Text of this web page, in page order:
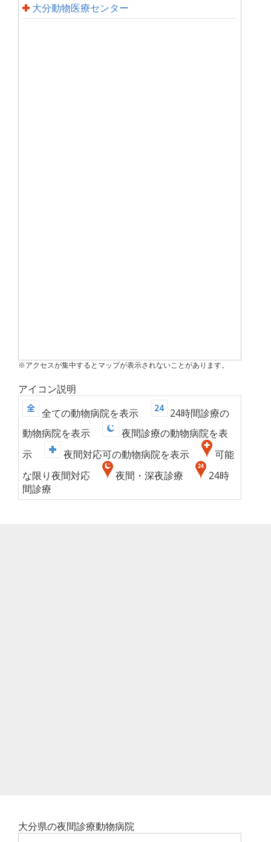
大分動物医療センター
※アクセスが集中するとマップが表示されないことがあります。
アイコン説明
全ての動物病院を表示
24時間診療の
動物病院を表示
夜間診療の動物病院を表
示
夜間対応可の動物病院を表示
可能
な限り夜間対応
夜間・深夜診療
24時
間診療
大分県の夜間診療動物病院